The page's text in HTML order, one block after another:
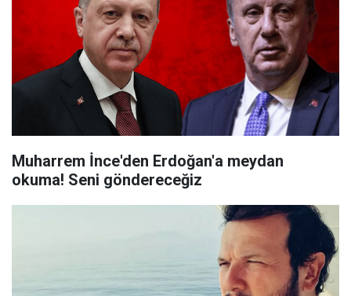
Muharrem İnce'den Erdoğan'a meydan
okuma! Seni göndereceğiz